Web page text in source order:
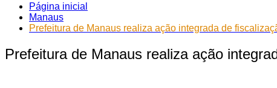
Página inicial
Manaus
Prefeitura de Manaus realiza ação integrada de
Prefeitura de Manaus realiza ação